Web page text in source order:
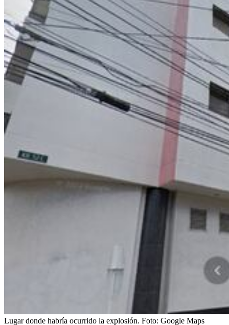
Lugar donde habría ocurrido la explosión. Foto: Google Maps